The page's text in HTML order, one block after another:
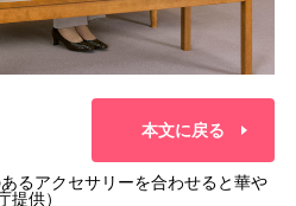
本文に戻る
るアクセサリーを合わせると華や
提供）